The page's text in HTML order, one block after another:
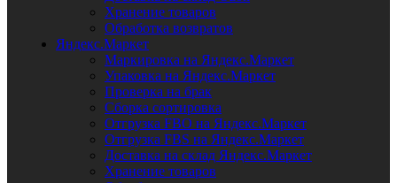
Хранение товаров
Обработка возвратов
Яндекс.Маркет
Маркировка на Яндекс.Маркет
Упаковка на Яндекс.Маркет
Проверка на брак
Сборка сортировка
Отгрузка FBO на Яндекс.Маркет
Отгрузка FBS на Яндекс.Маркет
Доставка на склад Яндекс.Маркет
Хранение товаров